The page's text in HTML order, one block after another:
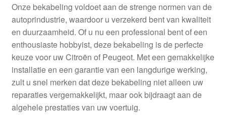
Mijn account
Over ons
Privacybeleid
Wereldwijde verzending
Onze bekabeling voldoet aan de strenge normen van de
autoprindustrie, waardoor u verzekerd bent van kwaliteit
en duurzaamheid. Of u nu een professional bent of een
enthousiaste hobbyist, deze bekabeling is de perfecte
keuze voor uw Citroën of Peugeot. Met een gemakkelijke
installatie en een garantie van een langdurige werking,
zult u snel merken dat deze bekabeling niet alleen uw
reparaties vergemakkelijkt, maar ook bijdraagt aan de
algehele prestaties van uw voertuig.